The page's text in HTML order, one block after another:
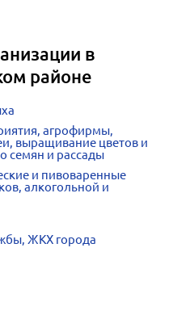
в
районе
агрофирмы,
выращивание цветов и
семян и рассады
и пивоваренные
алкогольной и
ЖКХ города